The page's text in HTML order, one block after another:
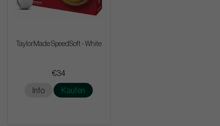
TaylorMade SpeedSoft - White
€34
Info Kaufen